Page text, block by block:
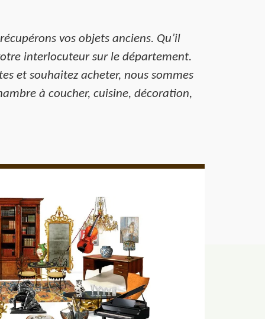
vos objets anciens. Qu’il
interlocuteur sur le département.
et souhaitez acheter, nous sommes
à coucher, cuisine, décoration,